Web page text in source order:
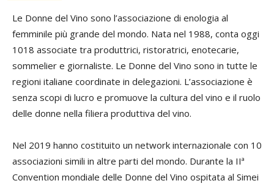
Le Donne del Vino sono l’associazione di enologia al
femminile più grande del mondo. Nata nel 1988, conta oggi
1018 associate tra produttrici, ristoratrici, enotecarie,
sommelier e giornaliste. Le Donne del Vino sono in tutte le
regioni italiane coordinate in delegazioni. L’associazione è
senza scopi di lucro e promuove la cultura del vino e il ruolo
delle donne nella filiera produttiva del vino.
Nel 2019 hanno costituito un network internazionale con 10
associazioni simili in altre parti del mondo. Durante la IIª
Convention mondiale delle Donne del Vino ospitata al Simei